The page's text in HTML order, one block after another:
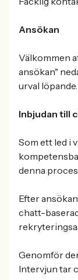
Ansökan
Välkommen
ansökan"
urval löpande.
Inbjudan till
Som ett led i
denna
Efter
chatt-
Genomför
Intervjun tar